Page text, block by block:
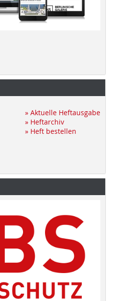
» Aktuelle Heftausgabe
» Heftarchiv
» Heft bestellen